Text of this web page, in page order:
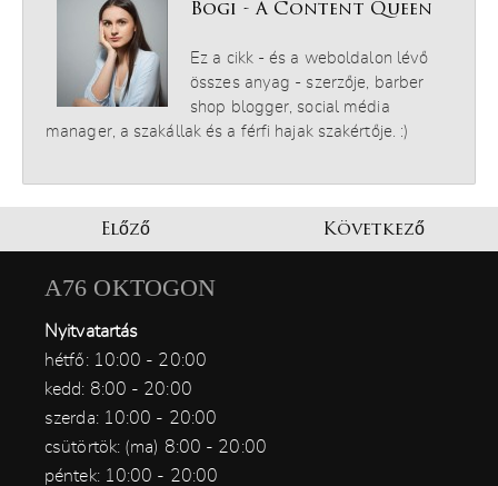
Bogi - A Content Queen
Ez a cikk - és a weboldalon lévő
összes anyag - szerzője, barber
shop blogger, social média
manager, a szakállak és a férfi hajak szakértője. :)
Előző Következő
A76 OKTOGON
Nyitvatartás
hétfő: 10:00 - 20:00
kedd: 8:00 - 20:00
szerda: 10:00 - 20:00
csütörtök: (ma) 8:00 - 20:00
péntek: 10:00 - 20:00